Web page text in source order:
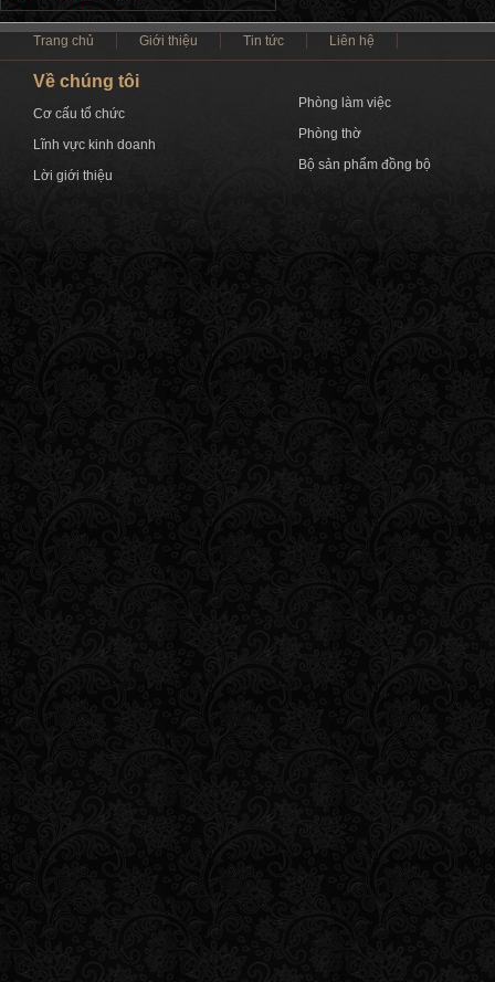
Trang chủ Giới thiệu Tin tức Liên hệ
Về chúng tôi
Cơ cấu tổ chức
Lĩnh vực kinh doanh
Lời giới thiệu
Phòng làm việc
Phòng thờ
Bộ sản phẩm đồng bộ